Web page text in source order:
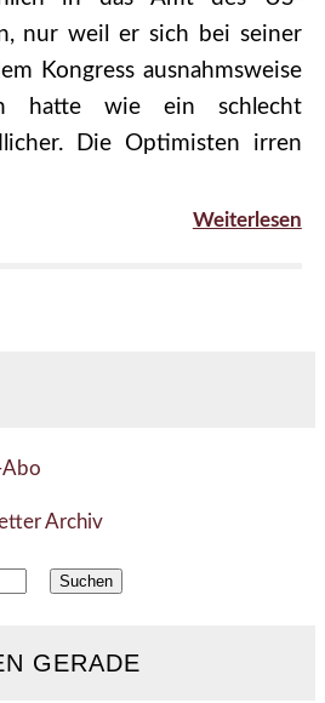
nur weil er sich bei seiner
Kongress ausnahmsweise
hatte wie ein schlecht
Die Optimisten irren
Weiterlesen
Abo
Archiv
GERADE